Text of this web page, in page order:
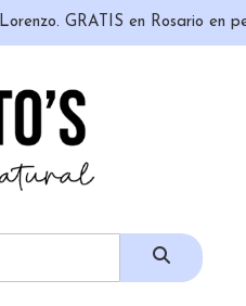
GRATIS en Rosario en